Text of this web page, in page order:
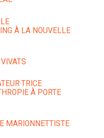
À LA NOUVELLE
À PORTE
MARIONNETTISTE